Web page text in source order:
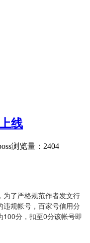
线
浏览量： 2404
为了严格规范作者发文行
违规帐号，百家号信用分
分，扣至0分该帐号即